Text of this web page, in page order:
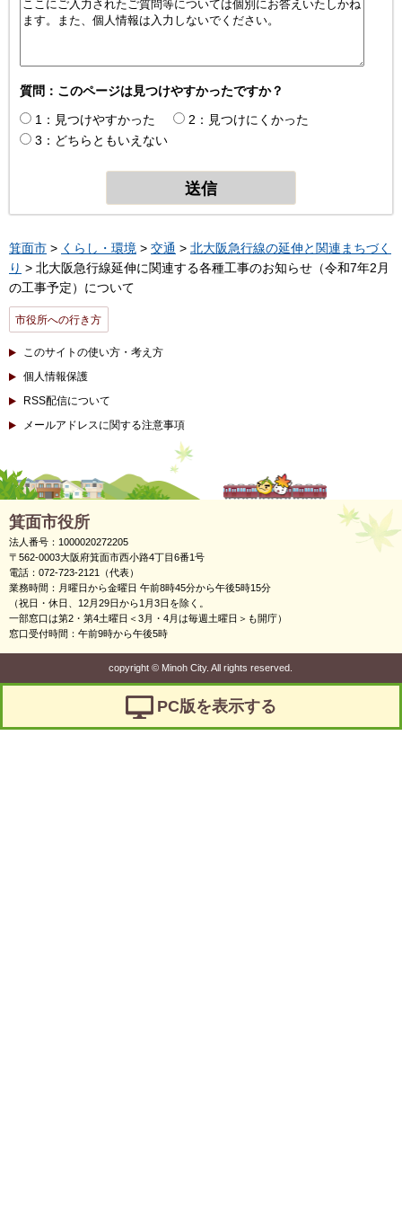
質問：このページは見つけやすかったですか？
1：見つけやすかった
2：見つけにくかった
3：どちらともいえない
箕面市 > くらし・環境 > 交通 > 北大阪急行線の延伸と関連まちづく
り > 北大阪急行線延伸に関連する各種工事のお知らせ（令和7年2月
の工事予定）について
市役所への行き方
このサイトの使い方・考え方
個人情報保護
RSS配信について
メールアドレスに関する注意事項
箕面市役所
法人番号：1000020272205
〒562-0003大阪府箕面市西小路4丁目6番1号
電話：072-723-2121（代表）
業務時間：月曜日から金曜日 午前8時45分から午後5時15分
（祝日・休日、12月29日から1月3日を除く。
一部窓口は第2・第4土曜日＜3月・4月は毎週土曜日＞も開庁）
窓口受付時間：午前9時から午後5時
copyright© Minoh City. All rights reserved.
PC版を表示する